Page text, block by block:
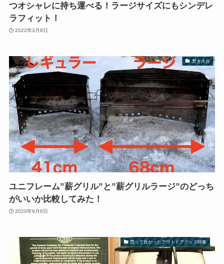
つオシャレに持ち運べる！ラージサイズにもシンデレ
ラフィット！
2022年3月8日
焚き火台
ユニフレーム”薪グリル”と”薪グリルラージ”のどっち
がいいか比較してみた！
2020年9月6日
買って良かったアウトドアグッズ特集